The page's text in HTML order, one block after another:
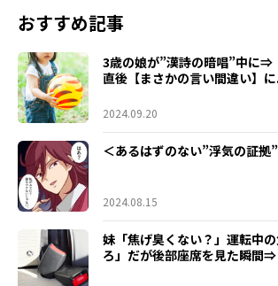
おすすめ記事
3歳の娘が”漢詩の暗唱”中に⇒
直後【まさかの言い間違い】
2024.09.20
＜あるはずのない”浮気の証拠
2024.08.15
妹「焦げ臭くない？」運転中
ろ」だが後部座席を見た瞬間